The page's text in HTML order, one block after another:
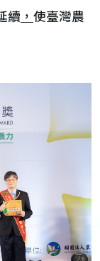
續 ， 使臺灣農